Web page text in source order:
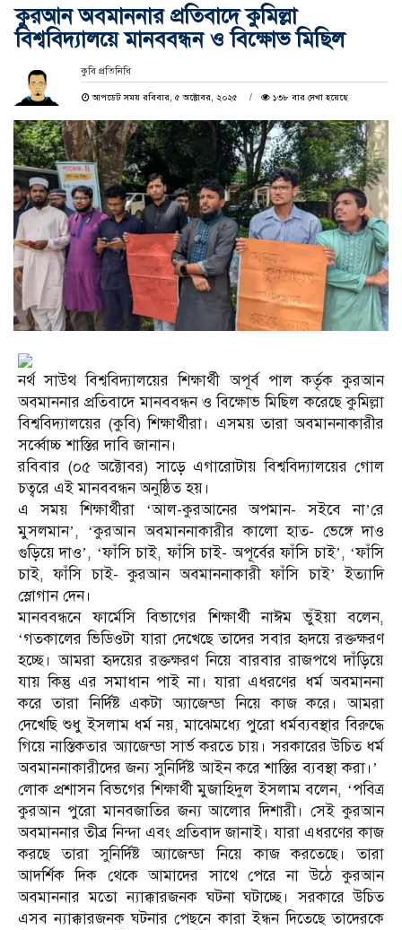
কুরআন অবমাননার প্রতিবাদে কুমিল্লা
বিশ্ববিদ্যালয়ে মানববন্ধন ও বিক্ষোভ মিছিল
কুবি প্রতিনিধি
আপডেট সময় রবিবার, ৫ অক্টোবর, ২০২৫ ১৩৮ বার দেখা হয়েছে
নর্থ সাউথ বিশ্ববিদ্যালয়ের শিক্ষার্থী অপূর্ব পাল কর্তৃক কুরআন
অবমাননার প্রতিবাদে মানববন্ধন ও বিক্ষোভ মিছিল করেছে কুমিল্লা
বিশ্ববিদ্যালয়ের (কুবি) শিক্ষার্থীরা। এসময় তারা অবমাননাকারীর
সর্ব্বোচ্চ শাস্তির দাবি জানান।
রবিবার (০৫ অক্টোবর) সাড়ে এগারোটায় বিশ্ববিদ্যালয়ের গোল
চত্বরে এই মানববন্ধন অনুষ্ঠিত হয়।
এ সময় শিক্ষার্থীরা ‘আল-কুরআনের অপমান- সইবে না’রে
মুসলমান’, ‘কুরআন অবমাননাকারীর কালো হাত- ভেঙ্গে দাও
গুড়িয়ে দাও’, ‘ফাঁসি চাই, ফাঁসি চাই- অপূর্বের ফাঁসি চাই’, ‘ফাঁসি
চাই, ফাঁসি চাই- কুরআন অবমাননাকারী ফাঁসি চাই’ ইত্যাদি
স্লোগান দেন।
মানববন্ধনে ফার্মেসি বিভাগের শিক্ষার্থী নাঈম ভুঁইয়া বলেন,
‘গতকালের ভিডিওটা যারা দেখেছে তাদের সবার হৃদয়ে রক্তক্ষরণ
হচ্ছে। আমরা হৃদয়ের রক্তক্ষরণ নিয়ে বারবার রাজপথে দাঁড়িয়ে
যায় কিন্তু এর সমাধান পাই না। যারা এধরণের ধর্ম অবমাননা
করে তারা নির্দিষ্ট একটা অ্যাজেন্ডা নিয়ে কাজ করে। আমরা
দেখেছি শুধু ইসলাম ধর্ম নয়, মাঝেমধ্যে পুরো ধর্মব্যবস্থার বিরুদ্ধে
গিয়ে নাস্তিকতার অ্যাজেন্ডা সার্ভ করতে চায়। সরকারের উচিত ধর্ম
অবমাননাকারীদের জন্য সুনির্দিষ্ট আইন করে শাস্তির ব্যবস্থা করা।’
লোক প্রশাসন বিভগের শিক্ষার্থী মুজাহিদুল ইসলাম বলেন, ‘পবিত্র
কুরআন পুরো মানবজাতির জন্য আলোর দিশারী। সেই কুরআন
অবমাননার তীব্র নিন্দা এবং প্রতিবাদ জানাই। যারা এধরণের কাজ
করছে তারা সুনির্দিষ্ট অ্যাজেন্ডা নিয়ে কাজ করতেছে। তারা
আদর্শিক দিক থেকে আমাদের সাথে পেরে না উঠে কুরআন
অবমাননার মতো ন্যাক্কারজনক ঘটনা ঘটাচ্ছে। সরকারে উচিত
এসব ন্যাক্কারজনক ঘটনার পেছনে কারা ইন্ধন দিতেছে তাদেরকে